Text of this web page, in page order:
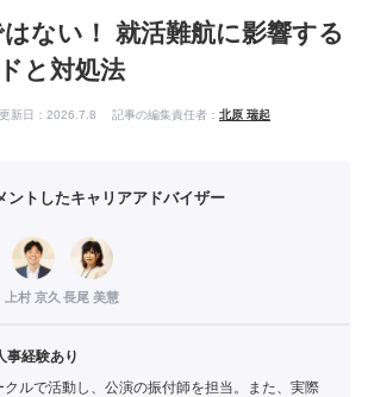
ない！ 就活難航に影響する
と対処法
更新日： 2026.7.8 記事の編集責任者： 北原 瑞起
ントしたキャリアアドバイザー
上村 京久 長尾 美慧
事経験あり
クルで活動し、公演の振付師を担当。また、実際